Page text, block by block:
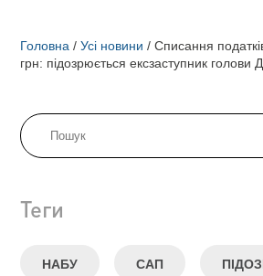
Головна / Усі новини / Списання
грн: підозрюється ексзаступник
Теги
НАБУ САП